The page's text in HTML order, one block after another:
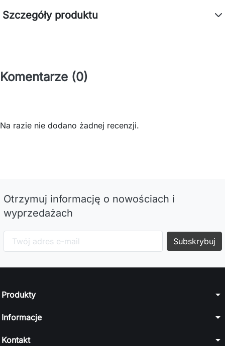
Szczegóły produktu
Komentarze (0)
Na razie nie dodano żadnej recenzji.
Otrzymuj informację o nowościach i
wyprzedażach
Produkty arrow_drop_down
Informacje arrow_drop_down
Kontakt arrow_drop_down